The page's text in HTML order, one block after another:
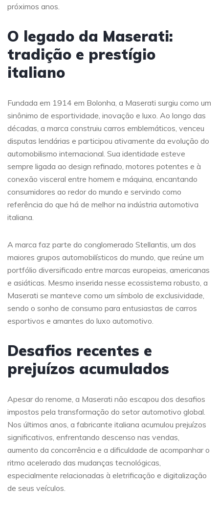
próximos anos.
O legado da Maserati:
tradição e prestígio
italiano
Fundada em 1914 em Bolonha, a Maserati surgiu como um
sinônimo de esportividade, inovação e luxo. Ao longo das
décadas, a marca construiu carros emblemáticos, venceu
disputas lendárias e participou ativamente da evolução do
automobilismo internacional. Sua identidade esteve
sempre ligada ao design refinado, motores potentes e à
conexão visceral entre homem e máquina, encantando
consumidores ao redor do mundo e servindo como
referência do que há de melhor na indústria automotiva
italiana.
A marca faz parte do conglomerado Stellantis, um dos
maiores grupos automobilísticos do mundo, que reúne um
portfólio diversificado entre marcas europeias, americanas
e asiáticas. Mesmo inserida nesse ecossistema robusto, a
Maserati se manteve como um símbolo de exclusividade,
sendo o sonho de consumo para entusiastas de carros
esportivos e amantes do luxo automotivo.
Desafios recentes e
prejuízos acumulados
Apesar do renome, a Maserati não escapou dos desafios
impostos pela transformação do setor automotivo global.
Nos últimos anos, a fabricante italiana acumulou prejuízos
significativos, enfrentando descenso nas vendas,
aumento da concorrência e a dificuldade de acompanhar o
ritmo acelerado das mudanças tecnológicas,
especialmente relacionadas à eletrificação e digitalização
de seus veículos.